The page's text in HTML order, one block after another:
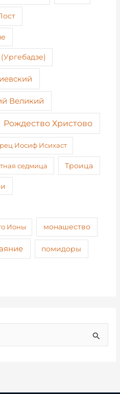
Великий
Рождество Христово
Иосиф Исихаст
седмица Троица
Ионы монашество
помидоры